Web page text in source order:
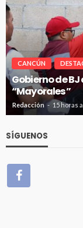
31
CANCÚN
Pablo
Hospital
Redacción
SÍGUENOS